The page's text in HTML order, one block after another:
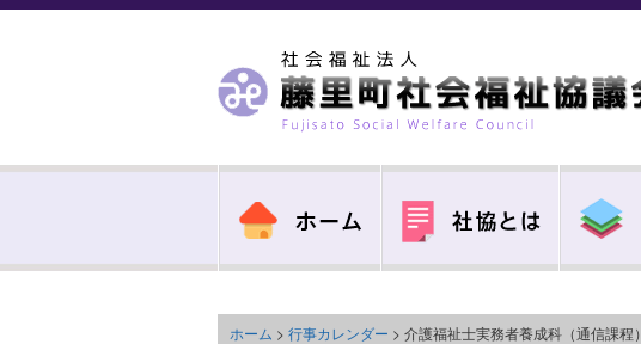
ホーム > 行事カレンダー > 介護福祉士実務者養成科（通信課程）